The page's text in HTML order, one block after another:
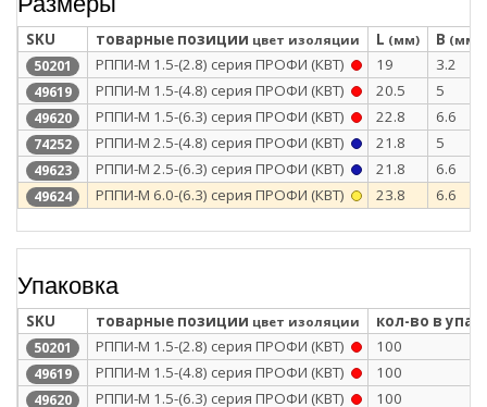
SKU товарные позиции цвет изоляции L (мм) B (мм)
50201 РППИ-М 1.5-(2.8) серия ПРОФИ (КВТ) 19 3.2
49619 РППИ-М 1.5-(4.8) серия ПРОФИ (КВТ) 20.5 5
49620 РППИ-М 1.5-(6.3) серия ПРОФИ (КВТ) 22.8 6.6
74252 РППИ-М 2.5-(4.8) серия ПРОФИ (КВТ) 21.8 5
49623 РППИ-М 2.5-(6.3) серия ПРОФИ (КВТ) 21.8 6.6
49624 РППИ-М 6.0-(6.3) серия ПРОФИ (КВТ) 23.8 6.6
Упаковка
SKU товарные позиции цвет изоляции кол-во в
50201 РППИ-М 1.5-(2.8) серия ПРОФИ (КВТ) 100
49619 РППИ-М 1.5-(4.8) серия ПРОФИ (КВТ) 100
49620 РППИ-М 1.5-(6.3) серия ПРОФИ (КВТ) 100